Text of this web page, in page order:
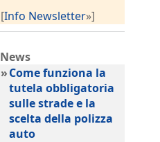
[Info Newsletter»]
News
»Come funziona la
tutela obbligatoria
sulle strade e la
scelta della polizza
auto